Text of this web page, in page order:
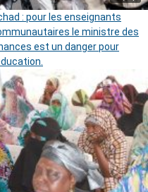
: pour les enseignants
le ministre des
est un danger pour